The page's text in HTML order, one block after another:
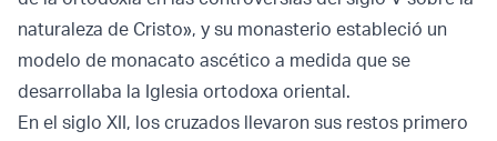
naturaleza de Cristo», y su monasterio estableció un
modelo de monacato ascético a medida que se
desarrollaba la Iglesia ortodoxa oriental.
En el siglo XII, los cruzados llevaron sus restos primero